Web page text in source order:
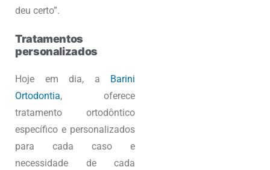
deu certo”.
Tratamentos
personalizados
Hoje em dia, a Barini
Ortodontia, oferece
tratamento ortodôntico
específico e personalizados
para cada caso e
necessidade de cada